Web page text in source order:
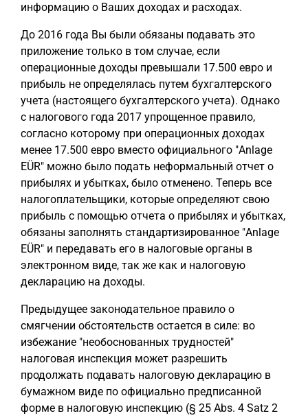
информацию о Ваших доходах и расходах.
До 2016 года Вы были обязаны подавать это
приложение только в том случае, если
операционные доходы превышали 17.500 евро и
прибыль не определялась путем бухгалтерского
учета (настоящего бухгалтерского учета). Однако
с налогового года 2017 упрощенное правило,
согласно которому при операционных доходах
менее 17.500 евро вместо официального "Anlage
EÜR" можно было подать неформальный отчет о
прибылях и убытках, было отменено. Теперь все
налогоплательщики, которые определяют свою
прибыль с помощью отчета о прибылях и убытках,
обязаны заполнять стандартизированное "Anlage
EÜR" и передавать его в налоговые органы в
электронном виде, так же как и налоговую
декларацию на доходы.
Предыдущее законодательное правило о
смягчении обстоятельств остается в силе: во
избежание "необоснованных трудностей"
налоговая инспекция может разрешить
продолжать подавать налоговую декларацию в
бумажном виде по официально предписанной
форме в налоговую инспекцию (§ 25 Abs. 4 Satz 2